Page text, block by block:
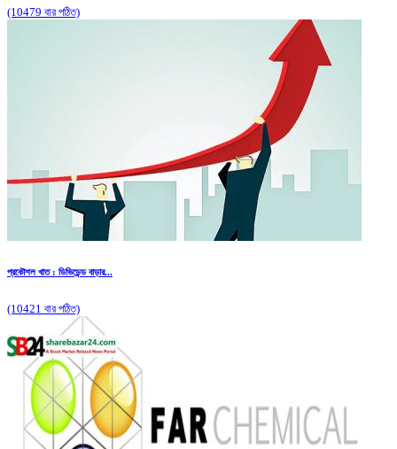
(10479 বার পঠিত)
প্রকৌশল খাত : ডিভিডেন্ড বাড়ার...
(10421 বার পঠিত)